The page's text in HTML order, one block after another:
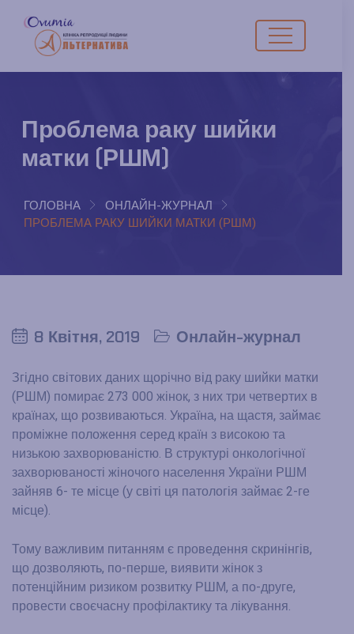
Проблема раку шийки
матки (РШМ)
ГОЛОВНА
ОНЛАЙН-ЖУРНАЛ
ПРОБЛЕМА РАКУ ШИЙКИ МАТКИ (РШМ)
8 Квітня, 2019 Онлайн-журнал
Згідно світових даних щорічно від раку шийки матки
(РШМ) помирає 273 000 жінок, з них три четвертих в
країнах, що розвиваються. Україна, на щастя, займає
проміжне положення серед країн з високою та
низькою захворюваністю. В структурі онкологічної
захворюваності жіночого населення України РШМ
зайняв 6- те місце (у світі ця патологія займає 2-ге
місце).
Тому важливим питанням є проведення скринінгів,
що дозволяють, по-перше, виявити жінок з
потенційним ризиком розвитку РШМ, а по-друге,
провести своєчасну профілактику та лікування.